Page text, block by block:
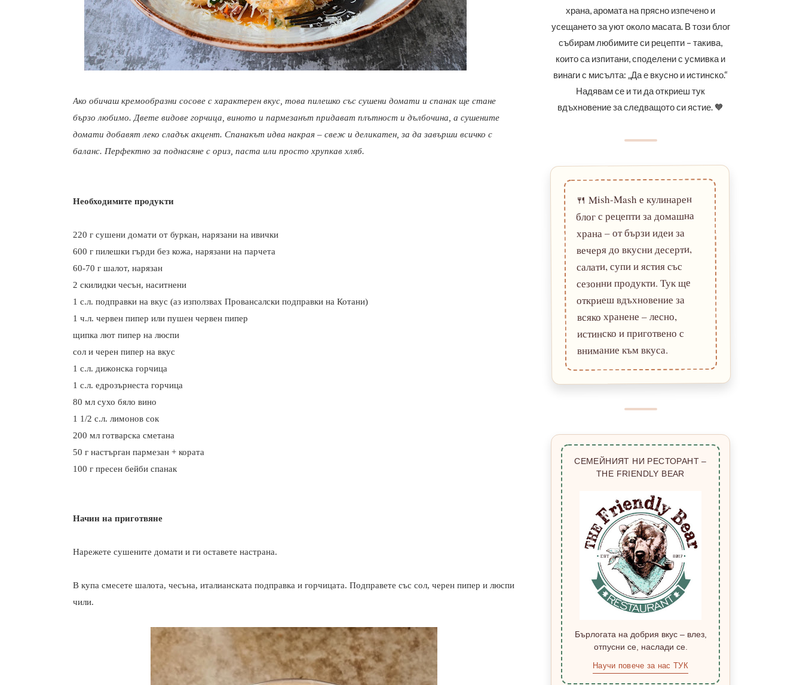
Ако обичаш кремообразни сосове с характерен вкус, това пилешко със сушени домати и спанак ще стане
бързо любимo. Двете видове горчица, виното и пармезанът придават плътност и дълбочина, а сушените
домати добавят леко сладък акцент. Спанакът идва накрая – свеж и деликатен, за да завърши всичко с
баланс. Перфектно за поднасяне с ориз, паста или просто хрупкав хляб.
Необходимите продукти
220 г сушени домати от буркан, нарязани на ивички
600 г пилешки гърди без кожа, нарязани на парчета
60-70 г шалот, нарязан
2 скилидки чесън, наситнени
1 с.л. подправки на вкус (аз използвах Провансалски подправки на Котани)
1 ч.л. червен пипер или пушен червен пипер
щипка лют пипер на люспи
сол и черен пипер на вкус
1 с.л. дижонска горчица
1 с.л. едрозърнеста горчица
80 мл сухо бяло вино
1 1/2 с.л. лимонов сок
200 мл готварска сметана
50 г настърган пармезан + кората
100 г пресен бейби спанак
Начин на приготвяне
Нарежете сушените домати и ги оставете настрана.
В купа смесете шалота, чесъна, италианската подправка и горчицата. Подправете със сол, черен пипер и люспи
чили.
храна, аромата на прясно изпечено и
усещането за уют около масата. В този блог
събирам любимите си рецепти – такива,
които са изпитани, споделени с усмивка и
винаги с мисълта: „Да е вкусно и истинско.“
Надявам се и ти да откриеш тук
вдъхновение за следващото си ястие. 🧡
🍴Mish-Mash е кулинарен
блог с рецепти за домашна
храна – от бързи идеи за
вечеря до вкусни десерти,
салати, супи и ястия със
сезонни продукти. Тук ще
откриеш вдъхновение за
всяко хранене – лесно,
истинско и приготвено с
внимание към вкуса.
СЕМЕЙНИЯТ НИ РЕСТОРАНТ –
THE FRIENDLY BEAR
Бърлогата на добрия вкус – влез,
отпусни се, наслади се.
Научи повече за нас ТУК